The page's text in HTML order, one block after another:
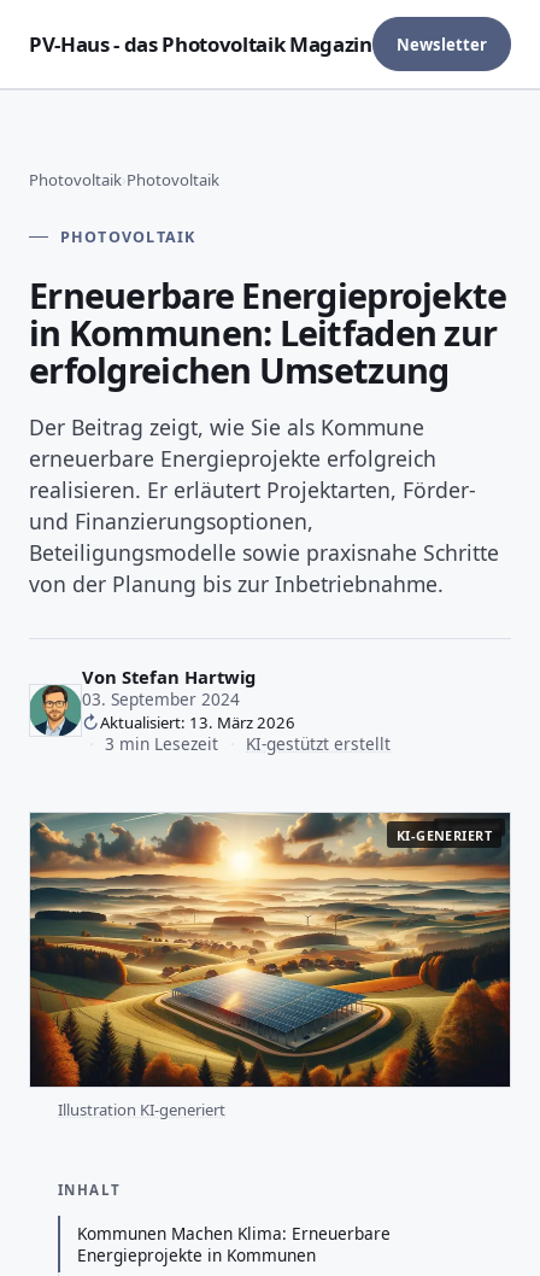
PV-Haus - das Photovoltaik Magazin Newsletter
Photovoltaik›Photovoltaik
PHOTOVOLTAIK
Erneuerbare Energieprojekte
in Kommunen: Leitfaden zur
erfolgreichen Umsetzung
Der Beitrag zeigt, wie Sie als Kommune
erneuerbare Energieprojekte erfolgreich
realisieren. Er erläutert Projektarten, Förder-
und Finanzierungsoptionen,
Beteiligungsmodelle sowie praxisnahe Schritte
von der Planung bis zur Inbetriebnahme.
Von Stefan Hartwig
03. September 2024
Aktualisiert: 13. März 2026
3 min Lesezeit KI-gestützt erstellt
KI-GENERIERT
Illustration KI-generiert
INHALT
Kommunen Machen Klima: Erneuerbare
Energieprojekte in Kommunen